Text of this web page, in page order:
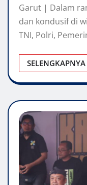
Garut | Dalam
dan kondusif di
TNI, Polri,
SELENGKAPNYA